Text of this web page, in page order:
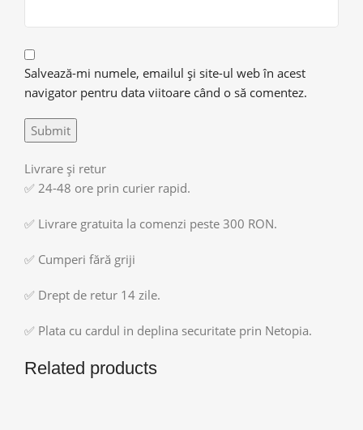
Salvează-mi numele, emailul și site-ul web în acest
navigator pentru data viitoare când o să comentez.
Livrare și retur
✅ 24-48 ore prin curier rapid.
✅ Livrare gratuita la comenzi peste 300 RON.
✅ Cumperi fără griji
✅ Drept de retur 14 zile.
✅ Plata cu cardul in deplina securitate prin Netopia.
Related products